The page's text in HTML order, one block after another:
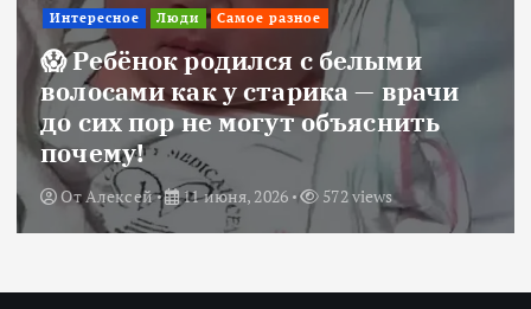
Интересное Люди Самое разное
😱 Ребёнок родился с белыми
волосами как у старика — врачи
до сих пор не могут объяснить
почему!
ОтАлексей 11 июня, 2026 572 views